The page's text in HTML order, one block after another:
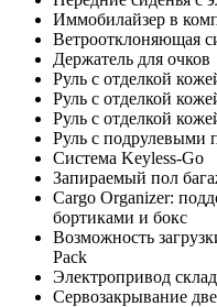
Иммобилайзер в
Ветроотклоняющая
Держатель для очков
Руль с отделкой
Руль с отделкой
Руль с отделкой
Руль с подрулевыми
Система Keyless-Go
Запираемый пол
Cargo Organizer:
бортиками и бокс
Возможность
Pack
Электропривод
Сервозакрывание